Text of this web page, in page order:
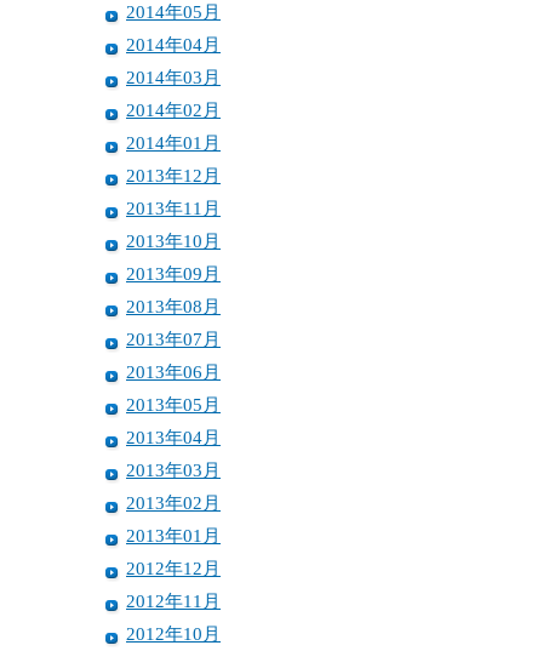
2014年05月
2014年04月
2014年03月
2014年02月
2014年01月
2013年12月
2013年11月
2013年10月
2013年09月
2013年08月
2013年07月
2013年06月
2013年05月
2013年04月
2013年03月
2013年02月
2013年01月
2012年12月
2012年11月
2012年10月